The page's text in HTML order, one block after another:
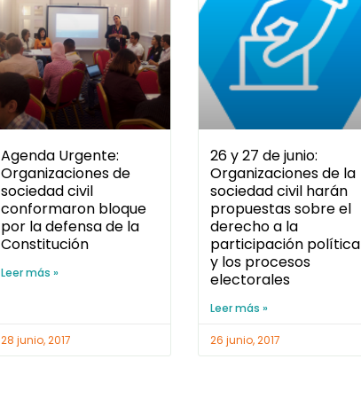
Agenda Urgente:
Organizaciones de
sociedad civil
conformaron bloque
por la defensa de la
Constitución
Leer más »
28 junio, 2017
26 y 27 de junio:
Organizaciones de la
sociedad civil harán
propuestas sobre el
derecho a la
participación política
y los procesos
electorales
Leer más »
26 junio, 2017